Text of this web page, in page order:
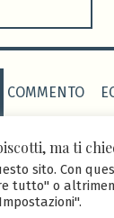
COMMENTO
POLICY
ma ti
sito. Con
tutto" o